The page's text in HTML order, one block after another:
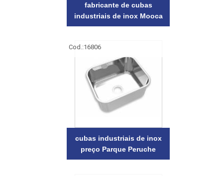
fabricante de cubas
industriais de inox Mooca
Cod.:16806
cubas industriais de inox
preço Parque Peruche